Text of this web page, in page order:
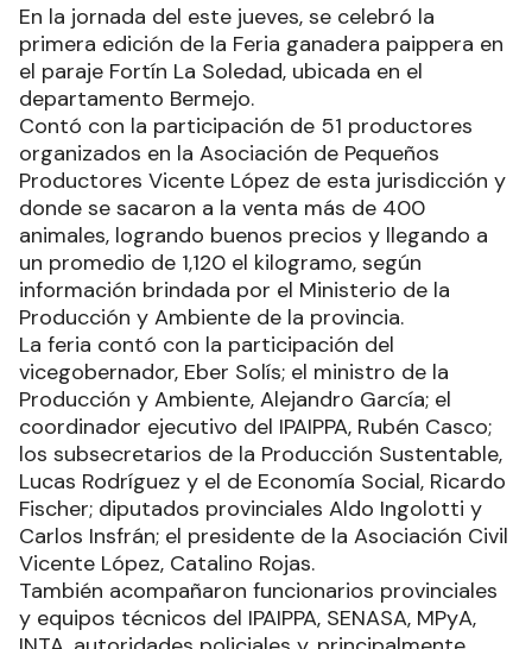
En la jornada del este jueves, se celebró la
primera edición de la Feria ganadera paippera en
el paraje Fortín La Soledad, ubicada en el
departamento Bermejo.
Contó con la participación de 51 productores
organizados en la Asociación de Pequeños
Productores Vicente López de esta jurisdicción y
donde se sacaron a la venta más de 400
animales, logrando buenos precios y llegando a
un promedio de 1,120 el kilogramo, según
información brindada por el Ministerio de la
Producción y Ambiente de la provincia.
La feria contó con la participación del
vicegobernador, Eber Solís; el ministro de la
Producción y Ambiente, Alejandro García; el
coordinador ejecutivo del IPAIPPA, Rubén Casco;
los subsecretarios de la Producción Sustentable,
Lucas Rodríguez y el de Economía Social, Ricardo
Fischer; diputados provinciales Aldo Ingolotti y
Carlos Insfrán; el presidente de la Asociación Civil
Vicente López, Catalino Rojas.
También acompañaron funcionarios provinciales
y equipos técnicos del IPAIPPA, SENASA, MPyA,